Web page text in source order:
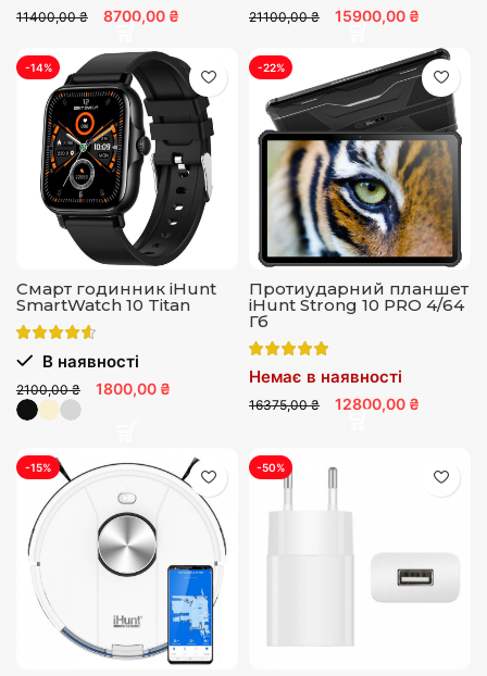
11400,00 ₴ 8700,00 ₴ 21100,00 ₴ 15900,00 ₴
-14%
Смарт годинник iHunt
SmartWatch 10 Titan
В наявності
2100,00 ₴ 1800,00 ₴
-22%
Протиударний планшет
iHunt Strong 10 PRO 4/64
Гб
Немає в наявності
16375,00 ₴ 12800,00 ₴
-15% -50%